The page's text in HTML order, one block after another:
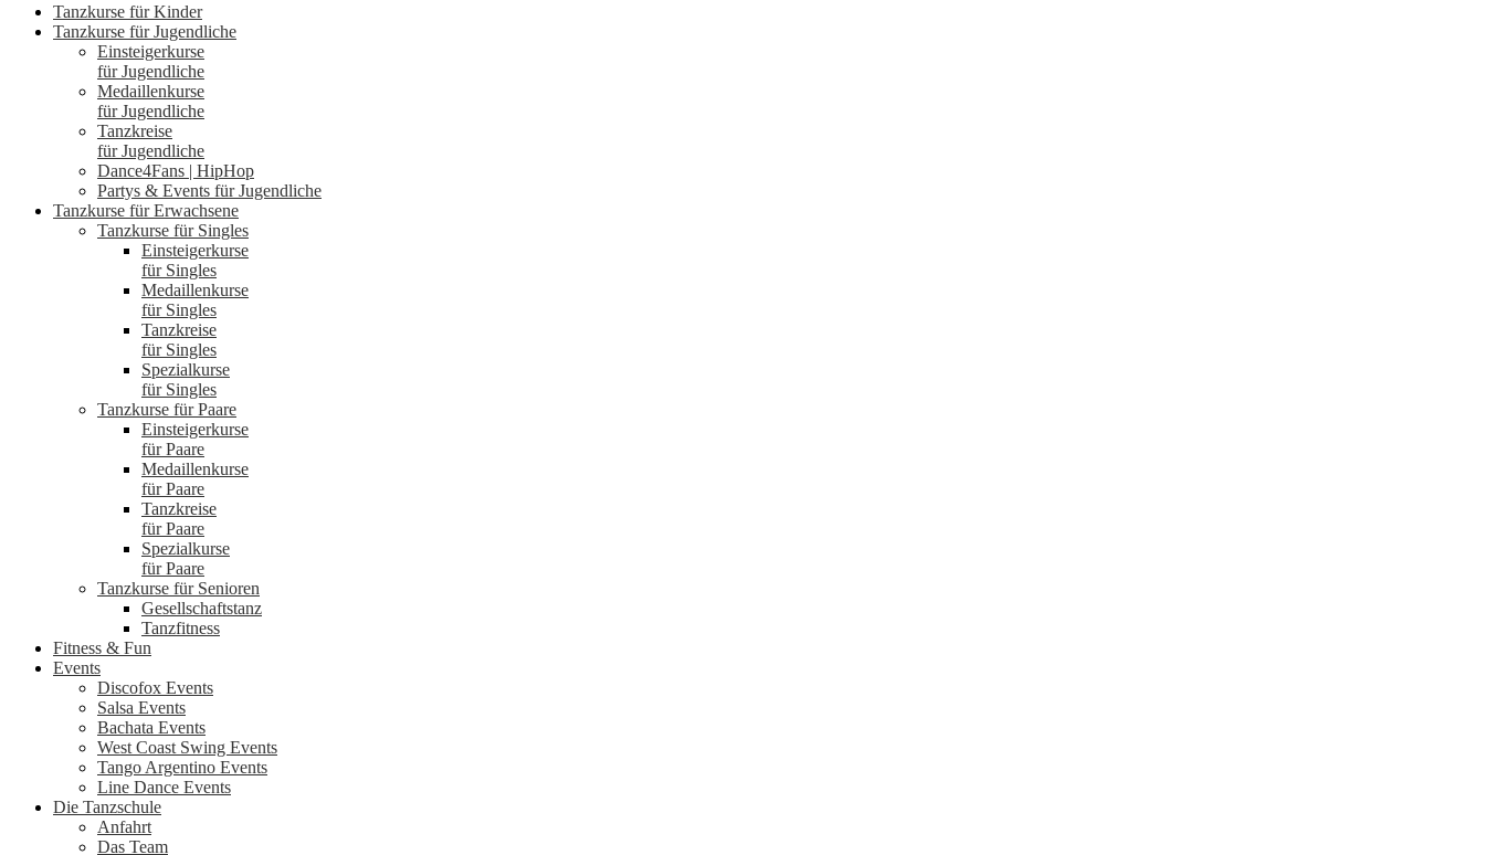
Tanzkurse für Kinder
Tanzkurse für Jugendliche
Einsteigerkurse
für Jugendliche
Medaillenkurse
für Jugendliche
Tanzkreise
für Jugendliche
Dance4Fans | HipHop
Partys & Events für Jugendliche
Tanzkurse für Erwachsene
Tanzkurse für Singles
Einsteigerkurse
für Singles
Medaillenkurse
für Singles
Tanzkreise
für Singles
Spezialkurse
für Singles
Tanzkurse für Paare
Einsteigerkurse
für Paare
Medaillenkurse
für Paare
Tanzkreise
für Paare
Spezialkurse
für Paare
Tanzkurse für Senioren
Gesellschaftstanz
Tanzfitness
Fitness & Fun
Events
Discofox Events
Salsa Events
Bachata Events
West Coast Swing Events
Tango Argentino Events
Line Dance Events
Die Tanzschule
Anfahrt
Das Team